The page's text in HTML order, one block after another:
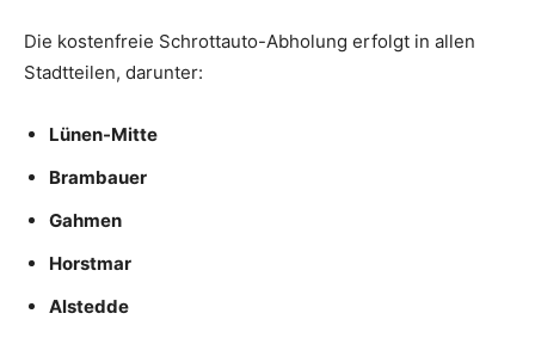
Die kostenfreie Schrottauto-Abholung erfolgt in allen
Stadtteilen, darunter:
Lünen-Mitte
Brambauer
Gahmen
Horstmar
Alstedde